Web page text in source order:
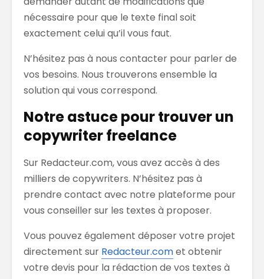
nécessaire pour que le texte final soit
exactement celui qu’il vous faut.
N’hésitez pas à nous contacter pour parler de
vos besoins. Nous trouverons ensemble la
solution qui vous correspond.
Notre astuce pour trouver un
copywriter freelance
Sur Redacteur.com, vous avez accès à des
milliers de copywriters. N’hésitez pas à
prendre contact avec notre plateforme pour
vous conseiller sur les textes à proposer.
Vous pouvez également déposer votre projet
directement sur Redacteur.comet obtenir
votre devis pour la rédaction de vos textes à